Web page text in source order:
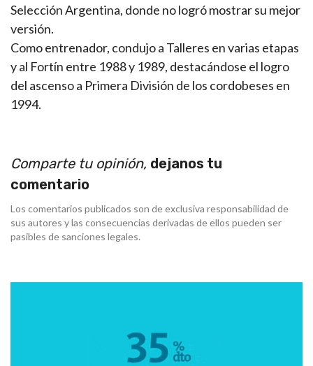
Selección Argentina, donde no logró mostrar su mejor
versión.
Como entrenador, condujo a Talleres en varias etapas
y al Fortín entre 1988 y 1989, destacándose el logro
del ascenso a Primera División de los cordobeses en
1994.
Comparte tu opinión, dejanos tu
comentario
Los comentarios publicados son de exclusiva responsabilidad de
sus autores y las consecuencias derivadas de ellos pueden ser
pasibles de sanciones legales.